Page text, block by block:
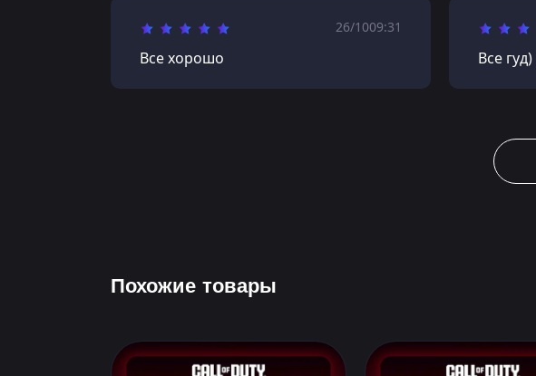
26/1009:31
Все хорошо Все гуд)
Похожие товары